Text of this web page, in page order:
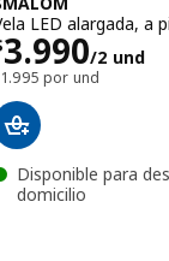
LED alargada, a
3.990/2 und
$
por und
Disponible para
domicilio